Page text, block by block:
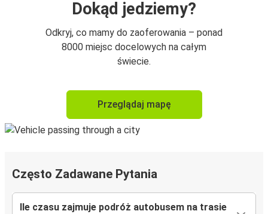
Dokąd jedziemy?
Odkryj, co mamy do zaoferowania – ponad
8000 miejsc docelowych na całym
świecie.
Przeglądaj mapę
Często Zadawane Pytania
Ile czasu zajmuje podróż autobusem na trasie